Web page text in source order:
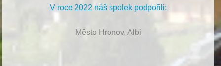
V roce 2022 náš spolek podpořili:
Město Hronov, Albi